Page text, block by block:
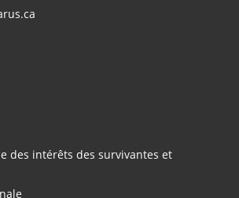
des intérêts des survivantes et